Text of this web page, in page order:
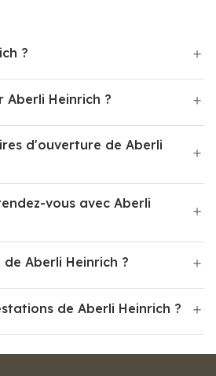
?
Aberli Heinrich ?
d'ouverture de Aberli
vous avec Aberli
Aberli Heinrich ?
de Aberli Heinrich ?